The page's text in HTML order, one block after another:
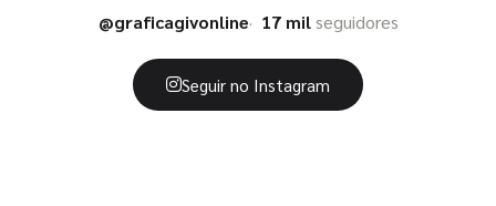
@graficagivonline
17 milseguidores
Seguir no Instagram